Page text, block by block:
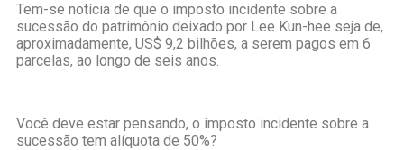
Tem-se notícia de que o imposto incidente sobre a
sucessão do patrimônio deixado por Lee Kun-hee seja de,
aproximadamente, US$ 9,2 bilhões, a serem pagos em 6
parcelas, ao longo de seis anos.
Você deve estar pensando, o imposto incidente sobre a
sucessão tem alíquota de 50%?